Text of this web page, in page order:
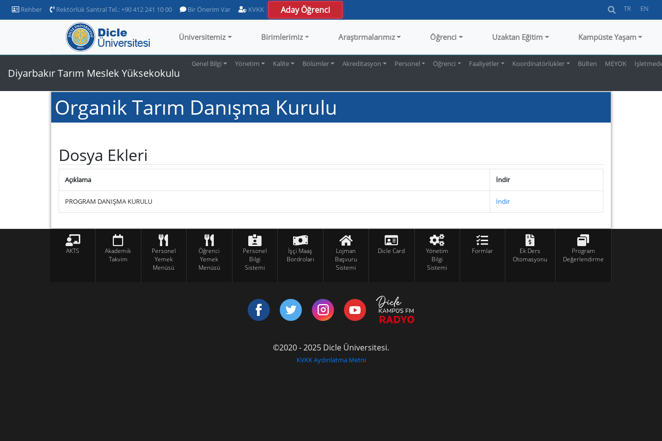
Rehber Rektörlük Santral Tel.: +90 412 241 10 00 Bir Önerim Var KVKK Aday Öğrenci TR EN
Üniversitemiz Birimlerimiz Araştırmalarımız Öğrenci Uzaktan Eğitim Kampüste Yaşam
Diyarbakır Tarım Meslek Yüksekokulu
Genel Bilgi Yönetim Kalite Bölümler Akreditasyon Personel Öğrenci Faaliyetler Koordinatörlükler Bülten MEYOK
Organik Tarım Danışma Kurulu
Dosya Ekleri
Açıklama İndir
PROGRAM DANIŞMA KURULU İndir
AKTS
Akademik
Takvim
Personel
Yemek
Menüsü
Öğrenci
Yemek
Menüsü
Personel
Bilgi
Sistemi
İşçi Maaş
Bordroları
Lojman
Başvuru
Sistemi
Dicle Card
Yönetim
Bilgi
Sistemi
Formlar
Ek Ders
Otomasyonu
Program
Değerlendirme
©2020 - 2025 Dicle Üniversitesi.
KVKK Aydınlatma Metni